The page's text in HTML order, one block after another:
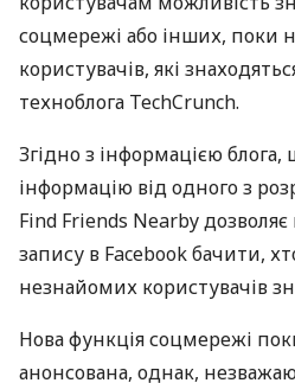
соцмережі або інших, поки
користувачів, які
техноблога TechCrunch.
Згідно з інформацією
інформацію від одного з
Find Friends Nearby дозволяє
запису в Facebook бачити,
незнайомих користувачів
Нова функція соцмережі
анонсована, однак,